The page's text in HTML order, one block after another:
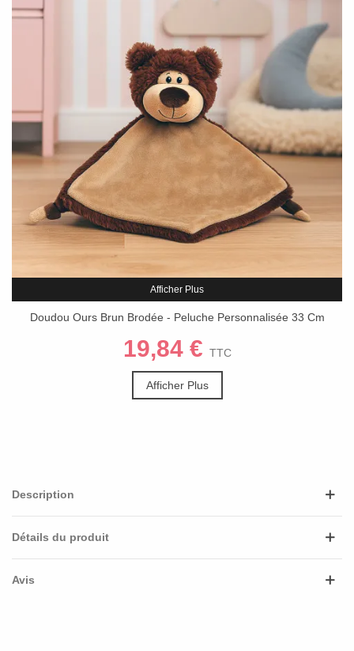
Afficher Plus
Doudou Ours Brun Brodée - Peluche Personnalisée 33 Cm
19,84 € TTC
Afficher Plus
Description
Détails du produit
Avis